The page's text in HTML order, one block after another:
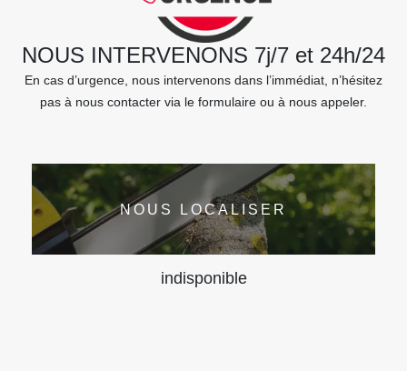
NOUS INTERVENONS 7j/7 et 24h/24
En cas d’urgence, nous intervenons dans l’immédiat, n’hésitez
pas à nous contacter via le formulaire ou à nous appeler.
NOUS LOCALISER
indisponible